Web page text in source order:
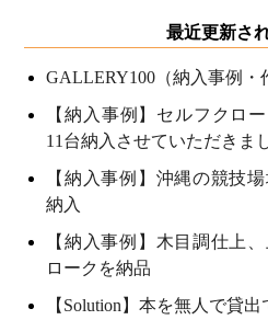
最近更新さ
GALLERY100（納入事例・
【納入事例】セルフクロ
11台納入させていただきま
【納入事例】沖縄の競技
納入
【納入事例】木目調仕上
ロークを納品
【Solution】本を無人で貸